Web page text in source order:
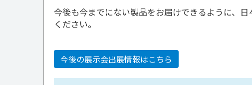
今後も今までにない製品をお届けできるように、
ください。
今後の展示会出展情報はこちら